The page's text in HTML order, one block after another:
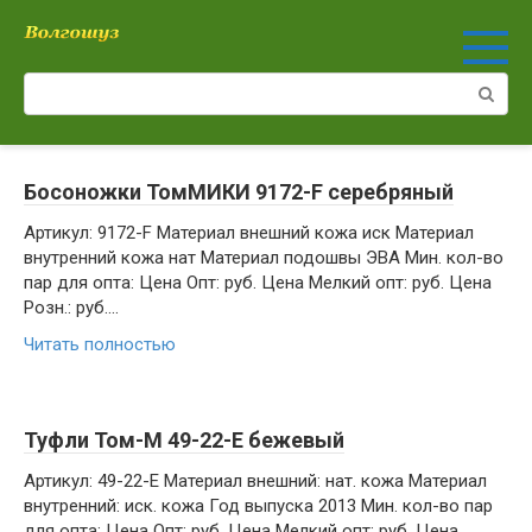
Поиск:
Босоножки ТомМИКИ 9172-F серебряный
Артикул: 9172-F Материал внешний кожа иск Материал
внутренний кожа нат Материал подошвы ЭВА Мин. кол-во
пар для опта: Цена Опт: руб. Цена Мелкий опт: руб. Цена
Розн.: руб….
Читать полностью
Туфли Том-М 49-22-Е бежевый
Артикул: 49-22-Е Материал внешний: нат. кожа Материал
внутренний: иск. кожа Год выпуска 2013 Мин. кол-во пар